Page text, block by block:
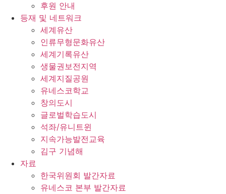
후원 안내
등재 및 네트워크
세계유산
인류무형문화유산
세계기록유산
생물권보전지역
세계지질공원
유네스코학교
창의도시
글로벌학습도시
석좌/유니트윈
지속가능발전교육
김구 기념해
자료
한국위원회 발간자료
유네스코 본부 발간자료